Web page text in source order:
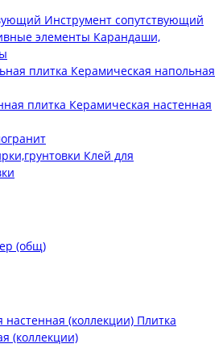
Инструмент сопутствующий
Карандаши,
Керамическая напольная
Керамическая настенная
Клей для
(общ)
Плитка
(коллекции)